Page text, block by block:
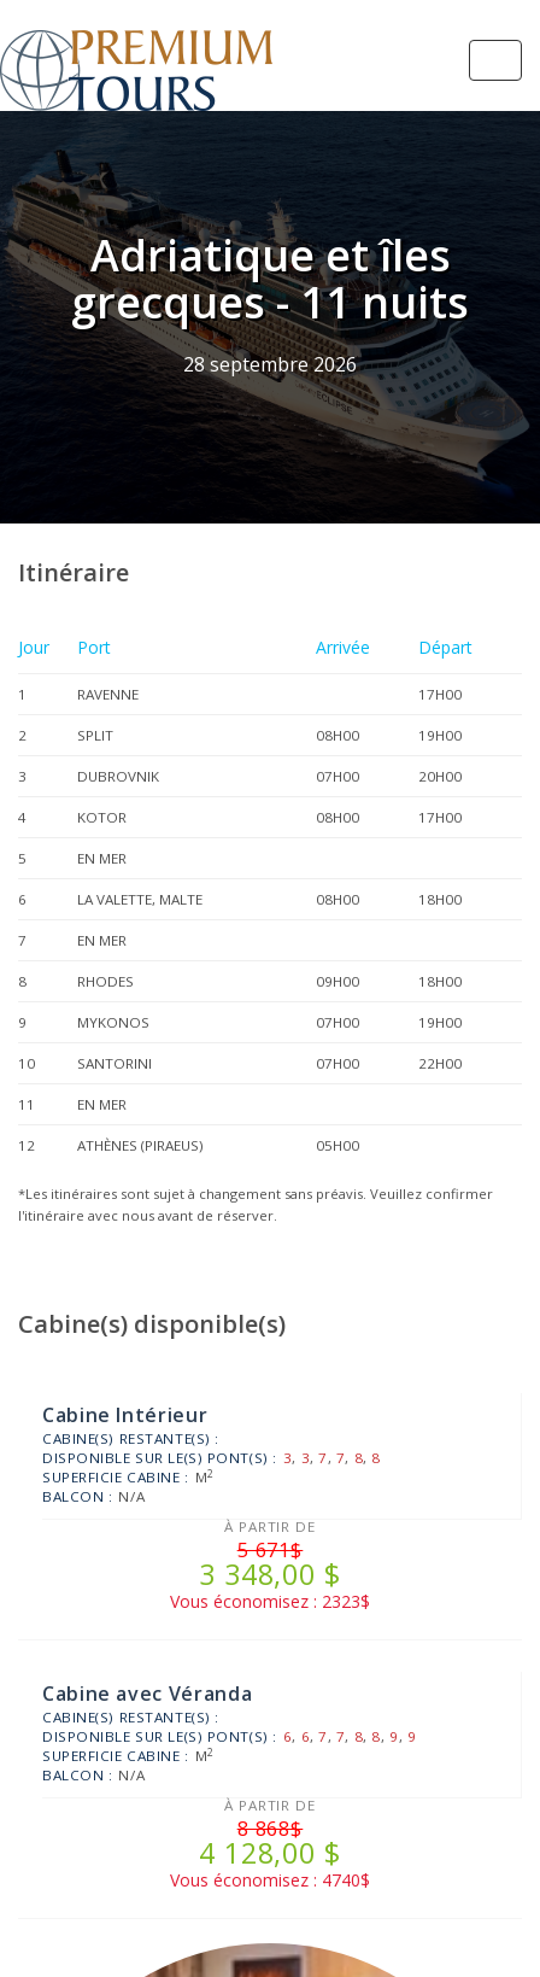
Adriatique et îles
grecques - 11 nuits
28 septembre 2026
Itinéraire
Jour Port Arrivée Départ
1 RAVENNE 17H00
2 SPLIT 08H00 19H00
3 DUBROVNIK 07H00 20H00
4 KOTOR 08H00 17H00
5 EN MER
6 LA VALETTE, MALTE 08H00 18H00
7 EN MER
8 RHODES 09H00 18H00
9 MYKONOS 07H00 19H00
10 SANTORINI 07H00 22H00
11 EN MER
12 ATHÈNES (PIRAEUS) 05H00
*Les itinéraires sont sujet à changement sans préavis. Veuillez confirmer
l'itinéraire avec nous avant de réserver.
Cabine(s) disponible(s)
Cabine Intérieur
CABINE(S) RESTANTE(S) :
DISPONIBLE SUR LE(S) PONT(S) : 3, 3,7, 7, 8, 8
SUPERFICIE CABINE : M2
BALCON : N/A
À PARTIR DE
5 671$
3 348,00 $
Vous économisez : 2323$
Cabine avec Véranda
CABINE(S) RESTANTE(S) :
DISPONIBLE SUR LE(S) PONT(S) : 6, 6,7, 7, 8, 8, 9, 9
SUPERFICIE CABINE : M2
BALCON : N/A
À PARTIR DE
8 868$
4 128,00 $
Vous économisez : 4740$